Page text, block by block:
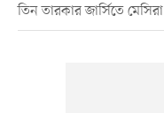
তিন তারকার জার্সিতে মেসিরা